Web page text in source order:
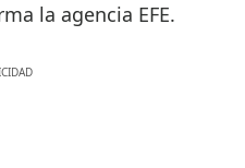
la agencia EFE.